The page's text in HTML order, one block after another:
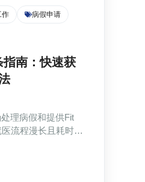
作 病假申请
南：快速获
理病假和提供Fit
流程漫长且耗时，
力。本文详细解释
识及雇主常见要